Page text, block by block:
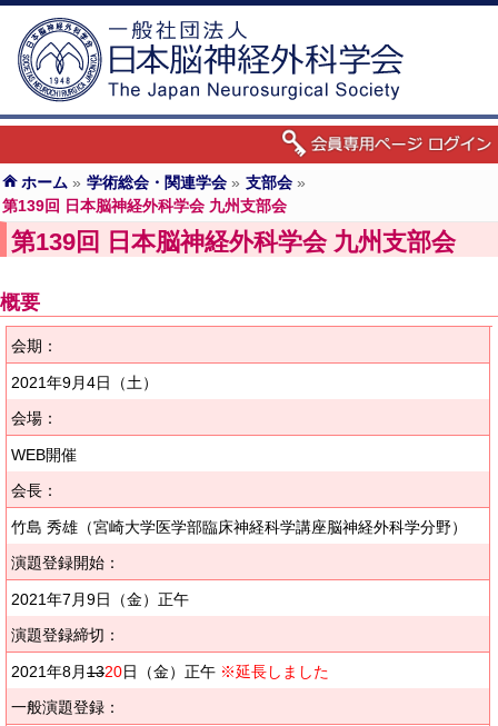
ホーム » 学術総会・関連学会 » 支部会 »
第139回 日本脳神経外科学会 九州支部会
第139回 日本脳神経外科学会 九州支部会
概要
会期：
2021年9月4日
（土）
会場：
WEB開催
会長：
竹島 秀雄（宮崎大学医学部臨床神経科学講座脳神経外科学分野）
演題登録開始：
2021年7月9日（金）正午
演題登録締切：
2021年8月1320日（金）正午 ※延長しました
一般演題登録：